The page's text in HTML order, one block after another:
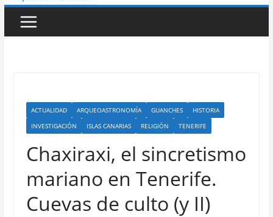
ACTUALIDAD ARQUEOASTRONOMÍA GUANCHES
HISTORIA
INVESTIGACIÓN
ISLAS CANARIAS RELIGIÓN TENERIFE
Chaxiraxi, el sincretismo
mariano en Tenerife.
Cuevas de culto (y II)